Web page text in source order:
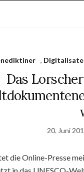
, Digitalisate
Das
20. Juni
die Online-Presse